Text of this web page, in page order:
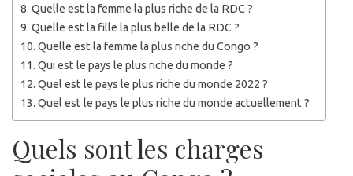
Quelle est la femme la plus riche de la RDC ?
Quelle est la fille la plus belle de la RDC ?
Quelle est la femme la plus riche du Congo ?
Qui est le pays le plus riche du monde ?
Quel est le pays le plus riche du monde 2022 ?
Quel est le pays le plus riche du monde actuellement ?
Quels sont les charges